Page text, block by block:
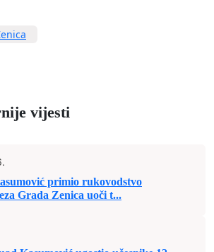
vijesti
primio rukovodstvo
Grada Zenica uoči t...